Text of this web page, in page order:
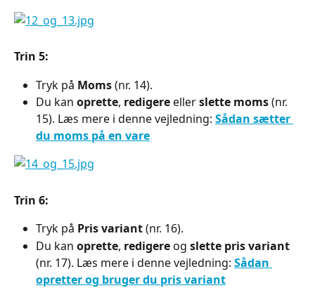
Trin 5:
Tryk på Moms (nr. 14).
Du kan oprette, redigere eller slette moms (nr.
15). Læs mere i denne vejledning: Sådan sætter
du moms på en vare
Trin 6:
Tryk på Pris variant (nr. 16).
Du kan oprette, redigere og slette pris variant
(nr. 17). Læs mere i denne vejledning: Sådan
opretter og bruger du pris variant